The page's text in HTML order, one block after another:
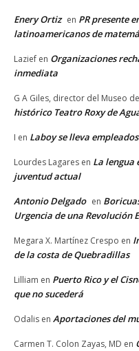
Enery Ortiz en PR presente
latinoamericanos de
Lazief en Organizaciones
inmediata
G A Giles, director del Museo
histórico Teatro Roxy de
I en Laboy se lleva
Lourdes Lagares en La lengua
juventud actual
Antonio Delgado en
Urgencia de una Revolución
Megara X. Martínez Crespo en
de la costa de Quebradillas
Lilliam en Puerto Rico y el
que no sucederá
Odalis en Aportaciones del
Carmen T. Colon Zayas, MD en